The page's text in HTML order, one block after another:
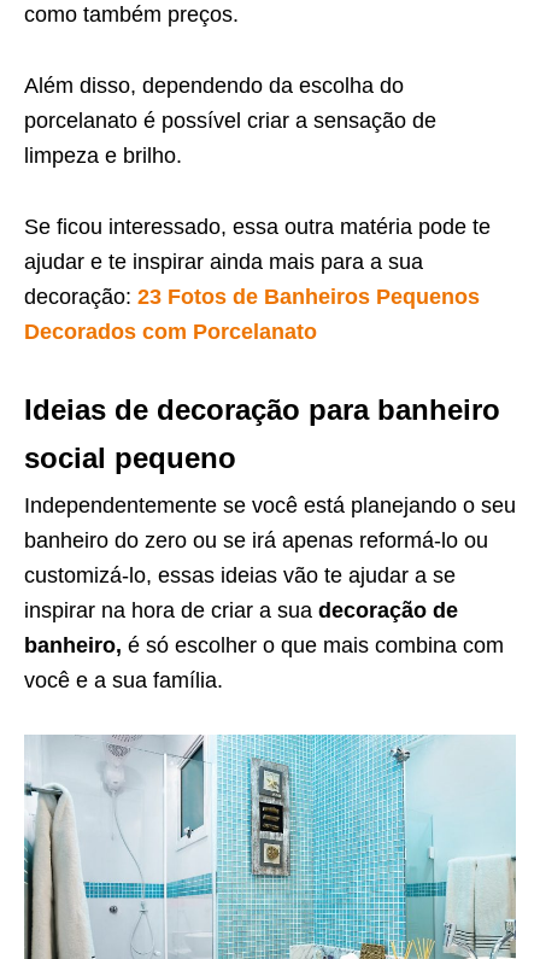
como também preços.
Além disso, dependendo da escolha do
porcelanato é possível criar a sensação de
limpeza e brilho.
Se ficou interessado, essa outra matéria pode te
ajudar e te inspirar ainda mais para a sua
decoração: 23 Fotos de Banheiros Pequenos
Decorados com Porcelanato
Ideias de decoração para banheiro
social pequeno
Independentemente se você está planejando o seu
banheiro do zero ou se irá apenas reformá-lo ou
customizá-lo, essas ideias vão te ajudar a se
inspirar na hora de criar a sua decoração de
banheiro, é só escolher o que mais combina com
você e a sua família.